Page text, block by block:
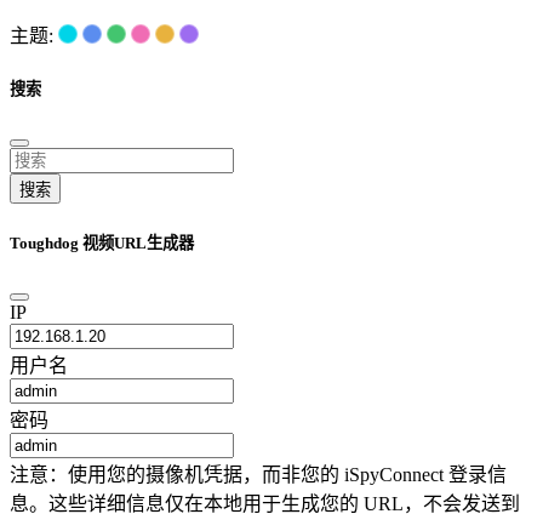
主题:
搜索
搜索
Toughdog 视频URL生成器
IP
用户名
密码
注意：使用您的摄像机凭据，而非您的 iSpyConnect 登录信
息。这些详细信息仅在本地用于生成您的 URL，不会发送到